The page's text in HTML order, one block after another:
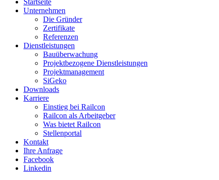
Startseite
Unternehmen
Die Gründer
Zertifikate
Referenzen
Dienstleistungen
Bauüberwachung
Projektbezogene Dienstleistungen
Projektmanagement
SiGeko
Downloads
Karriere
Einstieg bei Railcon
Railcon als Arbeitgeber
Was bietet Railcon
Stellenportal
Kontakt
Ihre Anfrage
Facebook
Linkedin